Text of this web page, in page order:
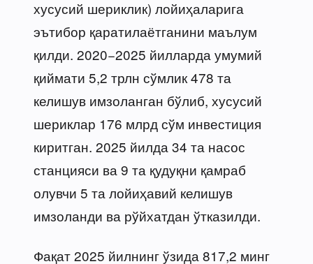
хусусий шериклик) лойиҳаларига
эътибор қаратилаётганини маълум
қилди. 2020−2025 йилларда умумий
қиймати 5,2 трлн сўмлик 478 та
келишув имзоланган бўлиб, хусусий
шериклар 176 млрд сўм инвестиция
киритган. 2025 йилда 34 та насос
станцияси ва 9 та қудуқни қамраб
олувчи 5 та лойиҳавий келишув
имзоланди ва рўйхатдан ўтказилди.
Фақат 2025 йилнинг ўзида 817,2 минг